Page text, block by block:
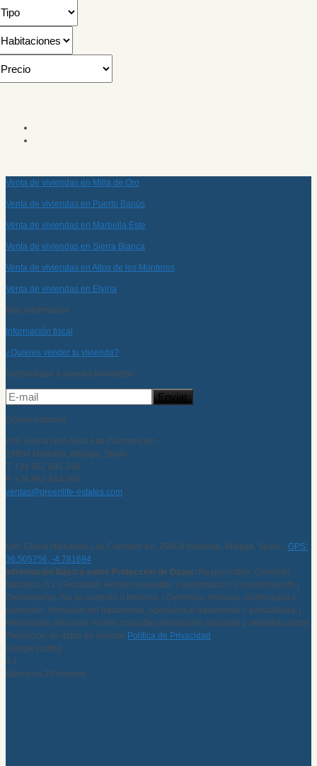
Venta de viviendas en Milla de Oro
Venta de viviendas en Puerto Banús
Venta de viviendas en Marbella Este
Venta de viviendas en Sierra Blanca
Venta de viviendas en Altos de los Monteros
Venta de viviendas en Elviria
Más información
Información fiscal
¿Quieres vender tu vivienda?
Subscríbase a nuestra Newsletter
Dónde estamos
Urb. Elviria Hills Avda Las Cumbres s/n,
29604 Marbella, Málaga, Spain
T. +34 952 831 248
F. +34 952 834 266
ventas@greenlife-estates.com
Urb. Elviria Hills Avda Las Cumbres s/n, 29604 Marbella, Málaga, Spain - GPS:
36.505756, -4.781694
Información Básica sobre Protección de Datos: Responsable: Greenlife
Marbella, S.L | Finalidad: Remitir newsletter. | Legitimación: Consentimiento |
Destinatarios: No se cederán o terceros. | Derechos: Accesos, rectificación o
supresión, limitación del tratamiento, oposición al tratamiento y portabilidad. |
Información adicional: Puede consultar información adicional y detallada sobre
Protección de datos en nuestro Política de Privacidad
Google Rating
4.7
Based on 20 reviews